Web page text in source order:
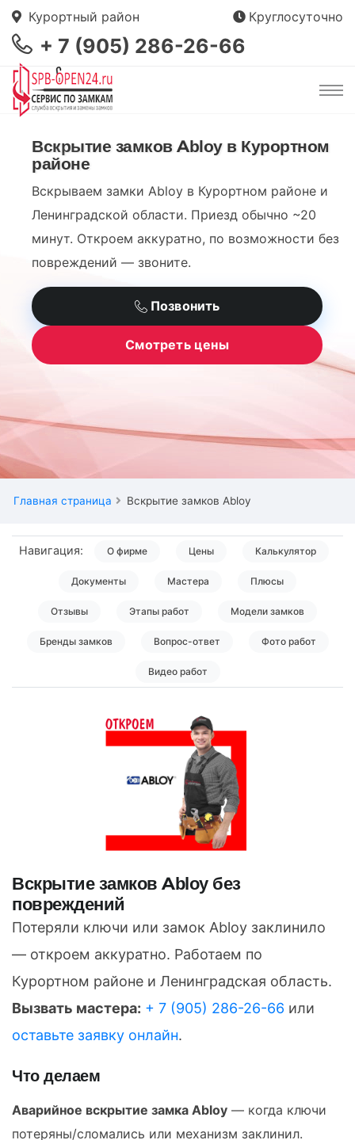
Курортный район Круглосуточно
+ 7 (905) 286-26-66
Вскрытие замков Abloy в Курортном
районе
Вскрываем замки Abloy в Курортном районе и
Ленинградской области. Приезд обычно ~20
минут. Откроем аккуратно, по возможности без
повреждений — звоните.
Позвонить
Смотреть цены
Главная страница Вскрытие замков Abloy
Навигация: О фирме Цены Калькулятор
Документы Мастера Плюсы
Отзывы Этапы работ Модели замков
Бренды замков Вопрос-ответ Фото работ
Видео работ
Вскрытие замков Abloy без
повреждений
Потеряли ключи или замок Abloy заклинило
— откроем аккуратно. Работаем по
Курортном районе и Ленинградская область.
Вызвать мастера: + 7 (905) 286-26-66 или
оставьте заявку онлайн.
Что делаем
Аварийное вскрытие замка Abloy — когда ключи
потеряны/сломались или механизм заклинил.